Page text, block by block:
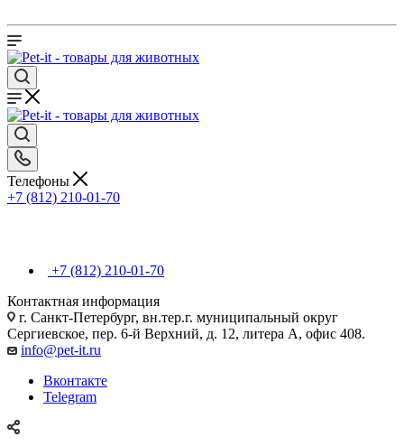
Телефоны
+7 (812) 210-01-70
+7 (812) 210-01-70
Контактная информация
г. Санкт-Петербург, вн.тер.г. муниципальный округ
Сергиевское, пер. 6-й Верхний, д. 12, литера А, офис 408.
info@pet-it.ru
Вконтакте
Telegram